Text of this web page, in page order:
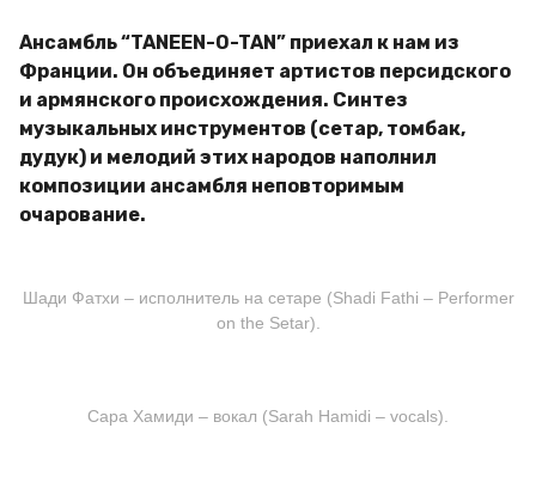
Ансамбль “TANEEN-O-TAN” приехал к нам из
Франции. Он объединяет артистов персидского
и армянского происхождения. Синтез
музыкальных инструментов (сетар, томбак,
дудук) и мелодий этих народов наполнил
композиции ансамбля неповторимым
очарование.
Шади Фатхи – исполнитель на сетаре (Shadi Fathi – Performer
on the Setar).
Сара Хамиди – вокал (Sarah Hamidi – vocals).